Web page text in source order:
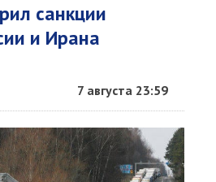
санкции
и Ирана
7 августа 23:59